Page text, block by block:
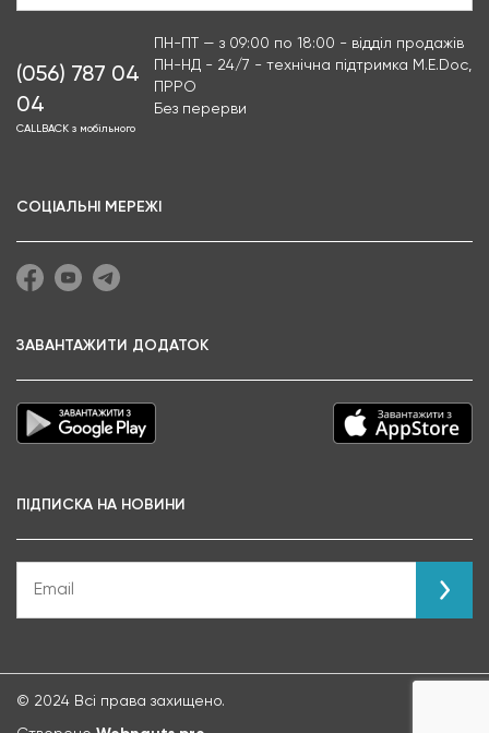
(056) 787 04
04
CALLBACK з мобільного
ПН-ПТ — з 09:00 по 18:00 - відділ продажів
ПН-НД - 24/7 - технічна підтримка M.E.Doc,
ПРРО
Без перерви
СОЦІАЛЬНІ МЕРЕЖІ
ЗАВАНТАЖИТИ ДОДАТОК
ПІДПИСКА НА НОВИНИ
© 2024 Всі права захищено.